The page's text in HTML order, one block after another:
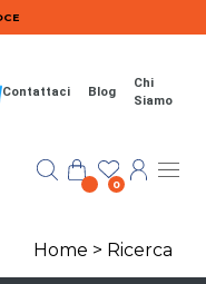
Contattaci Blog
Chi
Siamo
0
Home > Ricerca